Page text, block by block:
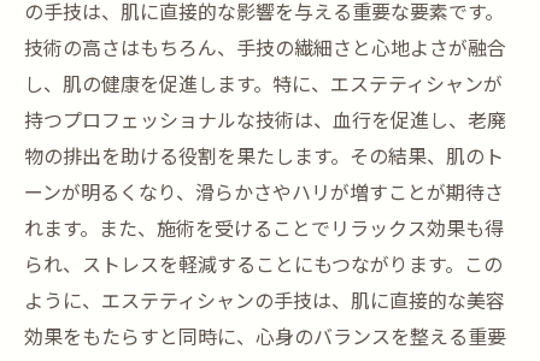
の手技は、肌に直接的な影響を与える重要な要素です。
技術の高さはもちろん、手技の繊細さと心地よさが融合
し、肌の健康を促進します。特に、エステティシャンが
持つプロフェッショナルな技術は、血行を促進し、老廃
物の排出を助ける役割を果たします。その結果、肌のト
ーンが明るくなり、滑らかさやハリが増すことが期待さ
れます。また、施術を受けることでリラックス効果も得
られ、ストレスを軽減することにもつながります。この
ように、エステティシャンの手技は、肌に直接的な美容
効果をもたらすと同時に、心身のバランスを整える重要